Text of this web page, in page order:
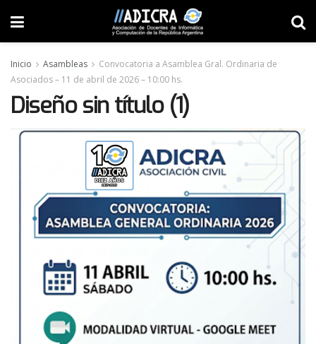
Inicio Asambleas
Convocatoria a Asamblea Gral. Ordinaria de
Asociados – 11 de abril de 2026 – 10:00 hs.
Diseño sin título (1)